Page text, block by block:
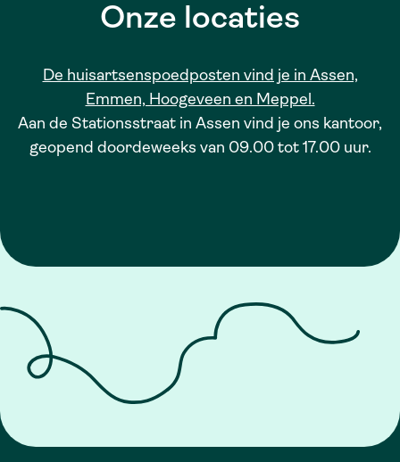
Onze locaties
De huisartsenspoedposten vind je in Assen,
Emmen, Hoogeveen en Meppel.
Aan de Stationsstraat in Assen vind je ons kantoor,
geopend doordeweeks van 09.00 tot 17.00 uur.